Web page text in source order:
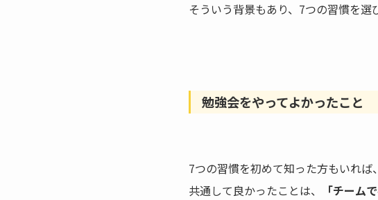
そういう背景もあり、7つの習慣を選
勉強会をやってよかったこと
7つの習慣を初めて知った方もいれば
共通して良かったことは、
「チーム